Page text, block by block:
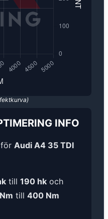
INFO
Audi A4 35 TDI
till 190 hk och
till 400 Nm